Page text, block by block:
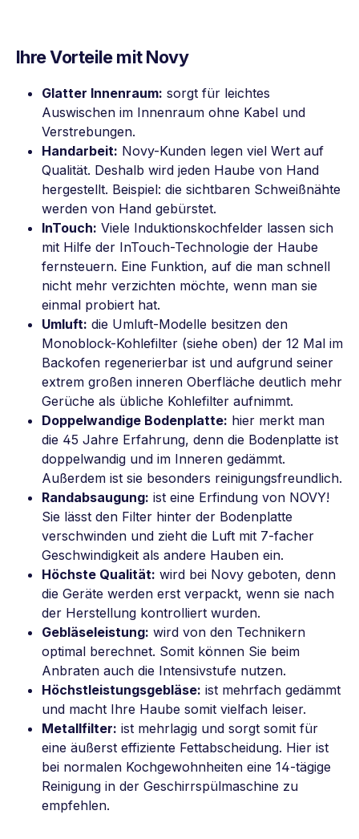
Ihre Vorteile mit Novy
Glatter Innenraum: sorgt für leichtes
Auswischen im Innenraum ohne Kabel und
Verstrebungen.
Handarbeit: Novy-Kunden legen viel Wert auf
Qualität. Deshalb wird jeden Haube von Hand
hergestellt. Beispiel: die sichtbaren Schweißnähte
werden von Hand gebürstet.
InTouch: Viele Induktionskochfelder lassen sich
mit Hilfe der InTouch-Technologie der Haube
fernsteuern. Eine Funktion, auf die man schnell
nicht mehr verzichten möchte, wenn man sie
einmal probiert hat.
Umluft: die Umluft-Modelle besitzen den
Monoblock-Kohlefilter (siehe oben) der 12 Mal im
Backofen regenerierbar ist und aufgrund seiner
extrem großen inneren Oberfläche deutlich mehr
Gerüche als übliche Kohlefilter aufnimmt.
Doppelwandige Bodenplatte: hier merkt man
die 45 Jahre Erfahrung, denn die Bodenplatte ist
doppelwandig und im Inneren gedämmt.
Außerdem ist sie besonders reinigungsfreundlich.
Randabsaugung: ist eine Erfindung von NOVY!
Sie lässt den Filter hinter der Bodenplatte
verschwinden und zieht die Luft mit 7-facher
Geschwindigkeit als andere Hauben ein.
Höchste Qualität: wird bei Novy geboten, denn
die Geräte werden erst verpackt, wenn sie nach
der Herstellung kontrolliert wurden.
Gebläseleistung: wird von den Technikern
optimal berechnet. Somit können Sie beim
Anbraten auch die Intensivstufe nutzen.
Höchstleistungsgebläse: ist mehrfach gedämmt
und macht Ihre Haube somit vielfach leiser.
Metallfilter: ist mehrlagig und sorgt somit für
eine äußerst effiziente Fettabscheidung. Hier ist
bei normalen Kochgewohnheiten eine 14-tägige
Reinigung in der Geschirrspülmaschine zu
empfehlen.